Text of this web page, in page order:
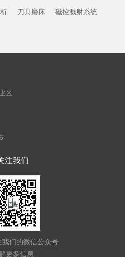
刀具磨床 磁控溅射系统
区
注我们
我们的微信公众号
更多信息